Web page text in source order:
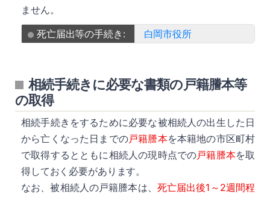
ません。
死亡届出等の手続き:
白岡市役所
相続手続きに必要な書類の戸籍謄本等
の取得
相続手続きをするために必要な被相続人の出生した日
から亡くなった日までの戸籍謄本を本籍地の市区町村
で取得するとともに相続人の現時点での戸籍謄本を取
得しておく必要があります。
なお、被相続人の戸籍謄本は、 死亡届出後1～2週間程